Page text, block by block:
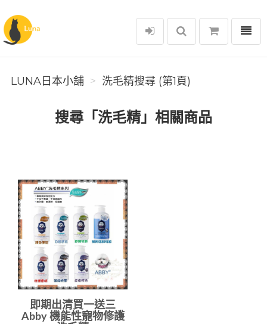
Luna日本小舖
選單
LUNA日本小舖 洗毛精搜尋 (第1頁)
搜尋「洗毛精」相關商品
即期出清買一送三
Abby 機能性寵物修護